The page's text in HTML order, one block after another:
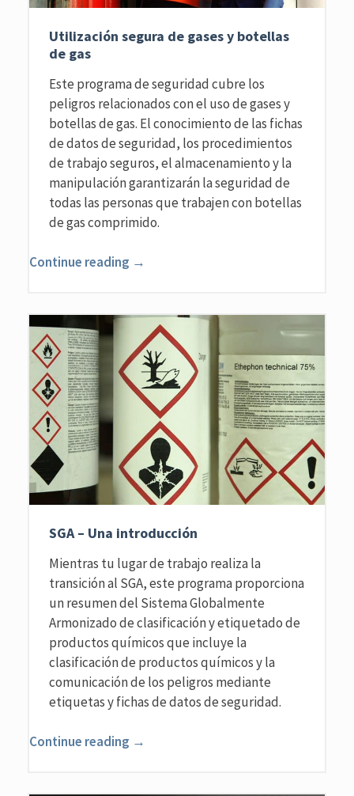
Utilización segura de gases y botellas
de gas
Este programa de seguridad cubre los
peligros relacionados con el uso de gases y
botellas de gas. El conocimiento de las fichas
de datos de seguridad, los procedimientos
de trabajo seguros, el almacenamiento y la
manipulación garantizarán la seguridad de
todas las personas que trabajen con botellas
de gas comprimido.
Continue reading →
SGA – Una introducción
Mientras tu lugar de trabajo realiza la
transición al SGA, este programa proporciona
un resumen del Sistema Globalmente
Armonizado de clasificación y etiquetado de
productos químicos que incluye la
clasificación de productos químicos y la
comunicación de los peligros mediante
etiquetas y fichas de datos de seguridad.
Continue reading →